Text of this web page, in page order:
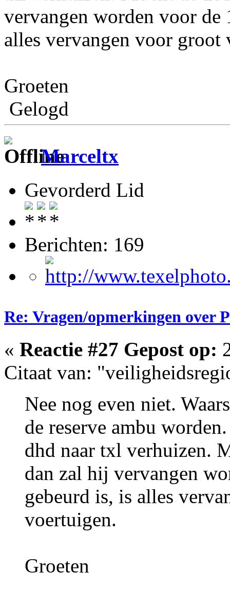
vervangen worden voor de
alles vervangen voor
Groeten
Gelogd
Marceltx
Gevorderd Lid
Berichten: 169
Re: Vragen/opmerkingen over
« Reactie #27 Gepost op:
Citaat van:
Nee nog even niet.
de reserve ambu
dhd naar txl verhuizen.
dan zal hij vervangen
gebeurd is, is alles
voertuigen.
Groeten